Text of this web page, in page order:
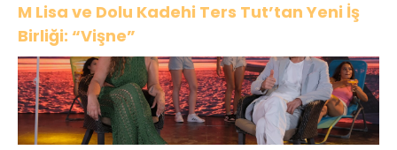
M Lisa ve Dolu Kadehi Ters Tut’tan Yeni İş
Birliği: “Vişne”